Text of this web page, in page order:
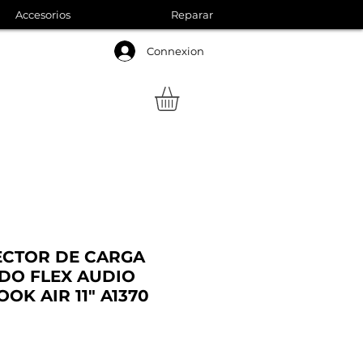
Connexion
Accesorios Reparar
DE CARGA
FLEX AUDIO
AIR 11" A1370